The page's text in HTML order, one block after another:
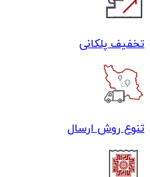
تخفیف پلکانی
تنوع روش ارسال